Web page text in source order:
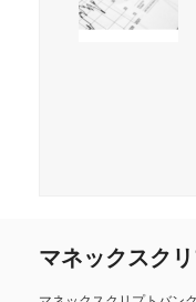
マネックスク